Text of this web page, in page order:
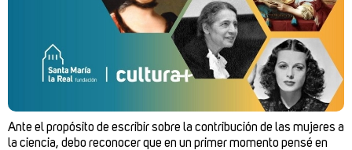
Ante el propósito de escribir sobre la contribución de las mujeres a
la ciencia, debo reconocer que en un primer momento pensé en